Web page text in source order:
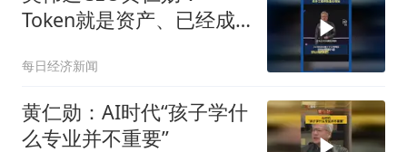
Token就是资产、已经成
每日经济新闻
黄仁勋：AI时代“孩子学什
么专业并不重要”